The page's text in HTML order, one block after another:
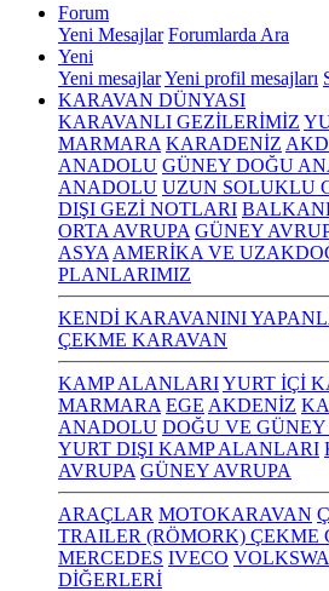
Forum
Yeni Mesajlar Forumlarda Ara
Yeni
Yeni mesajlarYeni profil mesajları
KARAVAN DÜNYASI
KARAVANLI GEZİLERİMİZ
MARMARA KARADENİZ
ANADOLU GÜNEY DOĞU
ANADOLU UZUN SOLUKLU
DIŞI GEZİ NOTLARI
ORTA AVRUPA GÜNEY
ASYA AMERİKA VE
PLANLARIMIZ
KENDİ KARAVANINI
ÇEKME KARAVAN
KAMP ALANLARIYURT İÇİ
MARMARA EGE AKDENİZ
ANADOLU DOĞU VE
YURT DIŞI KAMP ALANLARI
AVRUPA GÜNEY AVRUPA
ARAÇLAR MOTOKARAVAN
TRAILER (RÖMORK) ÇEKME
MERCEDES IVECO
DİĞERLERİ